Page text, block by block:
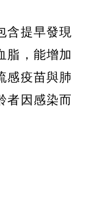
含提早發現
脂，能增加
感疫苗與肺
者因感染而